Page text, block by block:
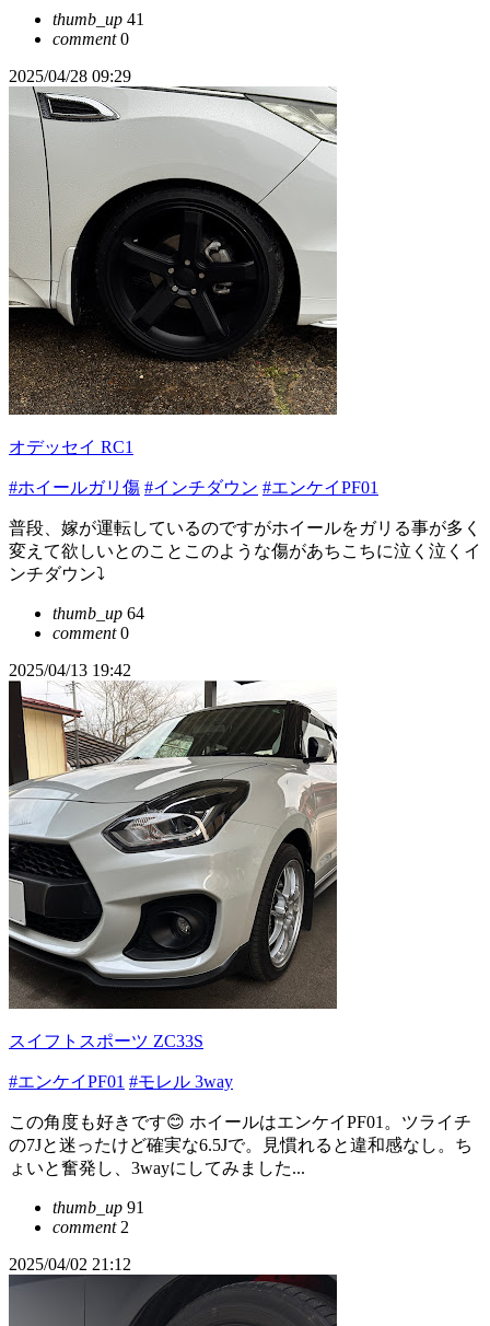
thumb_up 41
comment0
2025/04/28 09:29
オデッセイ RC1
#ホイールガリ傷 #インチダウン #エンケイPF01
普段、嫁が運転しているのですがホイールをガリる事が多く
変えて欲しいとのことこのような傷があちこちに泣く泣くイ
ンチダウン⤵️
thumb_up 64
comment0
2025/04/13 19:42
スイフトスポーツ ZC33S
#エンケイPF01 #モレル 3way
この角度も好きです😊 ホイールはエンケイPF01。ツライチ
の7Jと迷ったけど確実な6.5Jで。見慣れると違和感なし。ち
ょいと奮発し、3wayにしてみました...
thumb_up 91
comment2
2025/04/02 21:12